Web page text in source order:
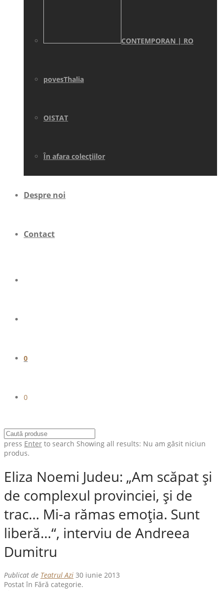
CONTEMPORAN | RO
povesThalia
OISTAT
În afara colecţiilor
Despre noi
Contact
0
0
press Enter to search Showing all results: Nu am găsit niciun
produs.
Eliza Noemi Judeu: „Am scăpat şi
de complexul provinciei, şi de
trac… Mi-a rămas emoţia. Sunt
liberă…“, interviu de Andreea
Dumitru
Publicat de Teatrul Azi 30 iunie 2013
Postat în Fără categorie.